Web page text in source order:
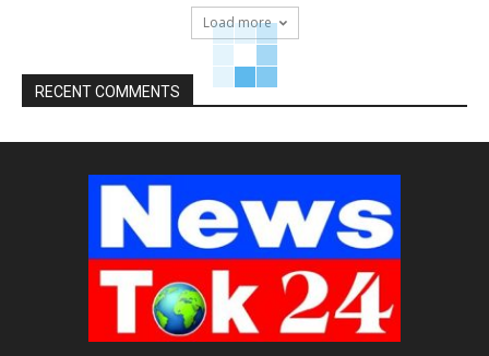
Load more
RECENT COMMENTS